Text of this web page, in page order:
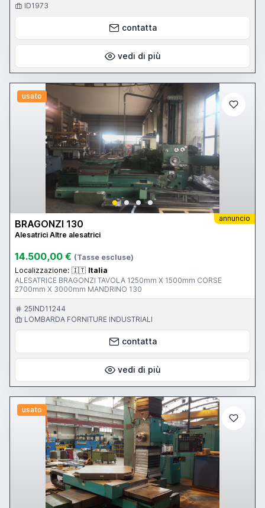
ID1973
contatta
vedi di più
usato
annuncio
BRAGONZI 130
Alesatrici Altre alesatrici
14.500,00 € (Tasse escluse)
Localizzazione: 🇮🇹 Italia
ALESATRICE BRAGONZI TAVOLA 1250mm X 1500mm CORSE
2700mm X 3000mm MANDRINO 130
25IND11244
LOMBARDA FORNITURE INDUSTRIALI
contatta
vedi di più
usato